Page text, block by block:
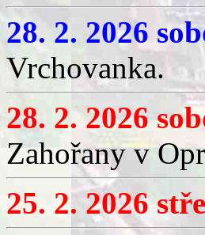
28. 2. 2026
Vrchovanka.
28. 2. 2026
Zahořany v
25. 2. 2026